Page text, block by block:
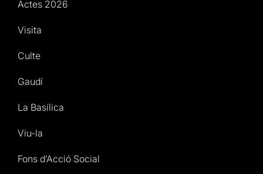
Actes 2026
Visita
Culte
Gaudí
La Basílica
Viu-la
Fons d’Acció Social